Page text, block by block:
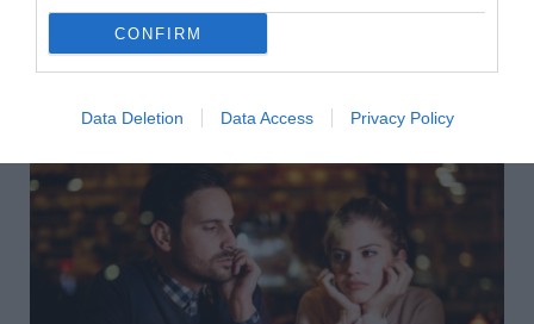
CONFIRM
Data Deletion Data Access Privacy Policy
Kiderült Horányi Juli kisbabájának a neme